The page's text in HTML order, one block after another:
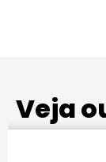
Veja